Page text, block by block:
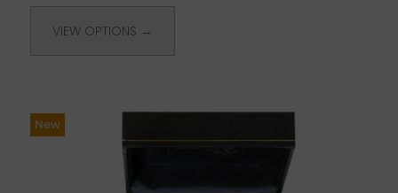
VIEW OPTIONS →
New